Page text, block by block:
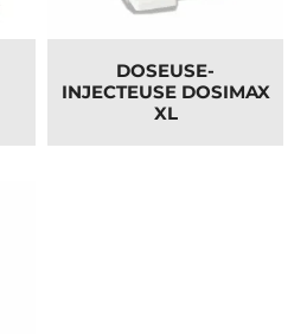
DOSEUSE-
INJECTEUSE DOSIMAX
XL